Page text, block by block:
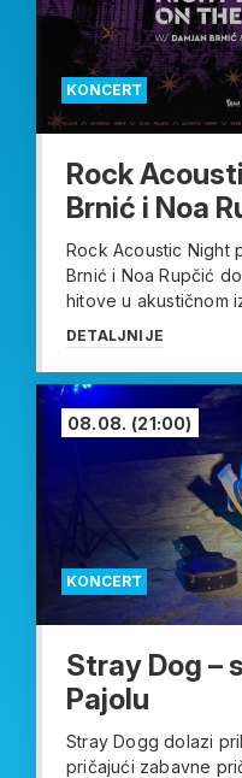
KONCERT
Rock
Brnić i Noa
Rock Acoustic Night
Brnić i Noa Rupčić
hitove u akustičnom
DETALJNIJE
KONCERT
08.08. (21:00)
Stray Dog –
Pajolu
Stray Dogg dolazi
pričajući zabavne